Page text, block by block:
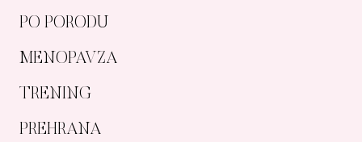
PO PORODU
MENOPAVZA
TRENING
PREHRANA